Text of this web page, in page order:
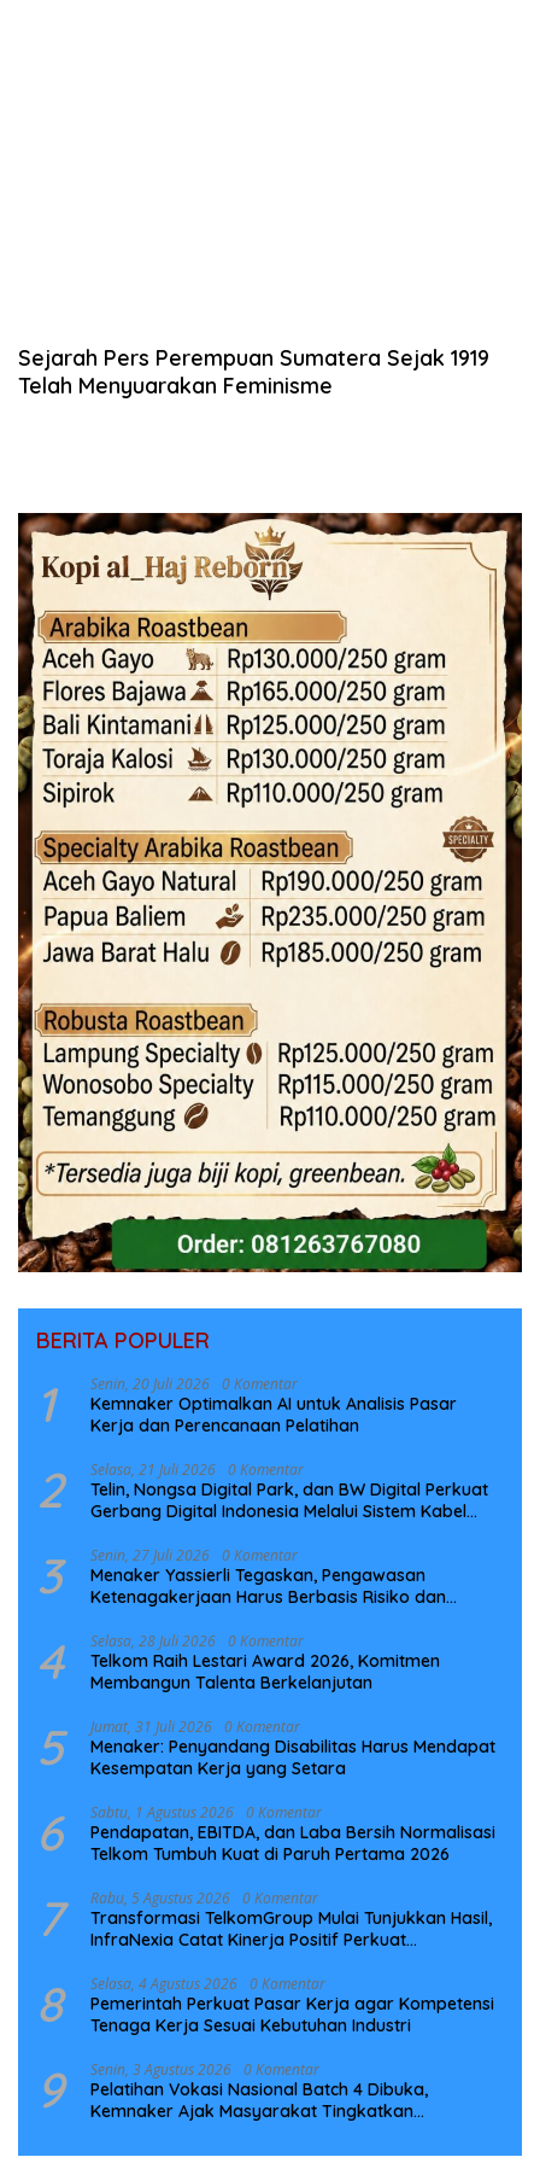
Sejarah Pers Perempuan Sumatera Sejak 1919
Telah Menyuarakan Feminisme
BERITA POPULER
1 Senin, 20 Juli 2026 0 Komentar
Kemnaker Optimalkan AI untuk Analisis Pasar
Kerja dan Perencanaan Pelatihan
2 Selasa, 21 Juli 2026 0 Komentar
Telin, Nongsa Digital Park, dan BW Digital Perkuat
Gerbang Digital Indonesia Melalui Sistem Kabel
3 Senin, 27 Juli 2026 0 Komentar
Menaker Yassierli Tegaskan, Pengawasan
Ketenagakerjaan Harus Berbasis Risiko dan
4 Selasa, 28 Juli 2026 0 Komentar
Telkom Raih Lestari Award 2026, Komitmen
Membangun Talenta Berkelanjutan
5 Jumat, 31 Juli 2026 0 Komentar
Menaker: Penyandang Disabilitas Harus Mendapat
Kesempatan Kerja yang Setara
6 Sabtu, 1 Agustus 2026 0 Komentar
Pendapatan, EBITDA, dan Laba Bersih Normalisasi
Telkom Tumbuh Kuat di Paruh Pertama 2026
7 Rabu, 5 Agustus 2026 0 Komentar
Transformasi TelkomGroup Mulai Tunjukkan Hasil,
InfraNexia Catat Kinerja Positif Perkuat
8 Selasa, 4 Agustus 2026 0 Komentar
Pemerintah Perkuat Pasar Kerja agar Kompetensi
Tenaga Kerja Sesuai Kebutuhan Industri
9 Senin, 3 Agustus 2026 0 Komentar
Pelatihan Vokasi Nasional Batch 4 Dibuka,
Kemnaker Ajak Masyarakat Tingkatkan